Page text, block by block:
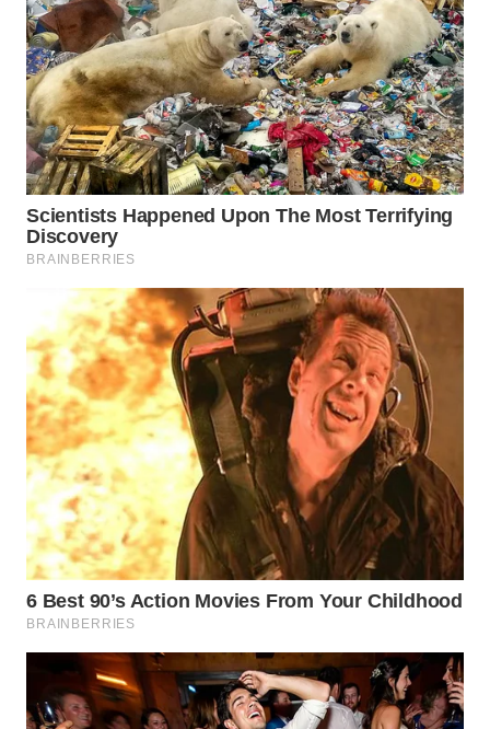
SUMEDANG
WN
CIANJUR
WN
KEPULAUAN
SERIBU
WN
TANGERANG
WN
BINJAI
WN
CIREBON
WN
INDRAMAYU
WN
KUNINGAN
WN
MAJALENGKA